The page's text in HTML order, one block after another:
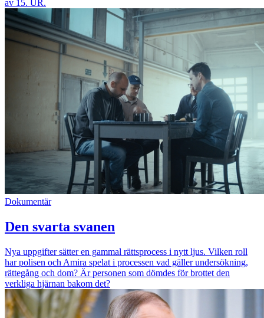
av 15. UR.
Dokumentär
Den svarta svanen
Nya uppgifter sätter en gammal rättsprocess i nytt ljus. Vilken roll
har polisen och Amira spelat i processen vad gäller undersökning,
rättegång och dom? Är personen som dömdes för brottet den
verkliga hjärnan bakom det?